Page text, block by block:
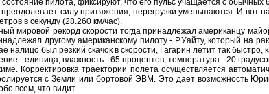
силу притяжения, перегрузки уменьшаются. И вот
в секунду (28.260 км/час).
рекорд скорости тогда принадлежал американцу
другому американскому пилоту - Р.Уайту, который на
налицо был резкий скачок в скорости, Гагарин летит так быстро,
единица, влажность - 65 процентов, температура - 20
траектории полета осуществляется
с Земли или бортовой ЭВМ. Это дает возможность
всем, что видит.